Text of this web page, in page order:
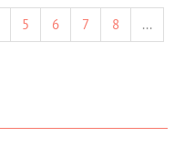
5 6 7 8
...